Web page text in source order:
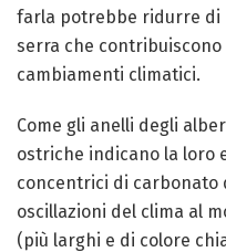
farla potrebbe ridurre di
serra che
cambiamenti climatici.
Come gli anelli degli
ostriche indicano la loro
concentrici di carbonato
oscillazioni del clima al
(più larghi e di colore